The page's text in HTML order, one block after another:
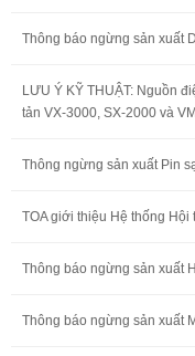
Thông báo ngừng sản xuất
LƯU Ý KỸ THUẬT: Nguồn
tản VX-3000, SX-2000 và
Thông ngừng sản xuất Pin
TOA giới thiệu Hệ thống
Thông báo ngừng sản xuất
Thông báo ngừng sản xuất